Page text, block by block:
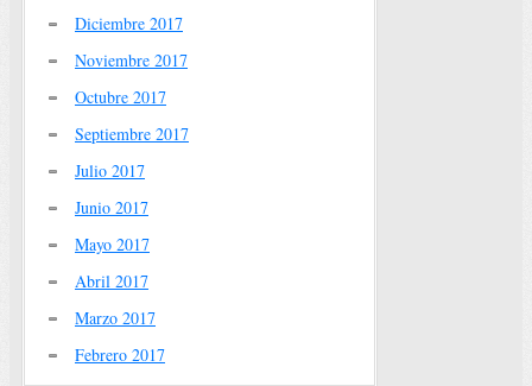
Diciembre 2017
Noviembre 2017
Octubre 2017
Septiembre 2017
Julio 2017
Junio 2017
Mayo 2017
Abril 2017
Marzo 2017
Febrero 2017